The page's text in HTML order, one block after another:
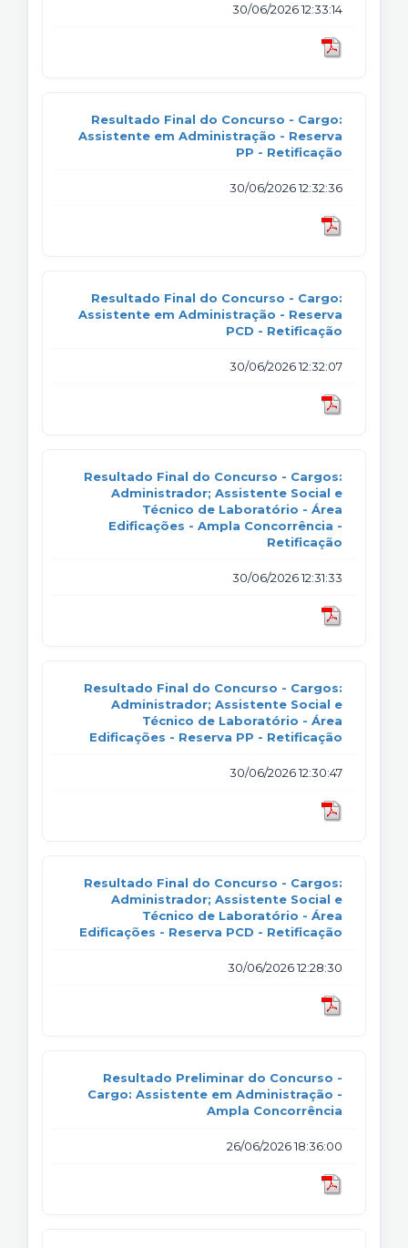
30/06/2026 12:33:14
Resultado Final do Concurso - Cargo:
Assistente em Administração - Reserva
PP - Retificação
30/06/2026 12:32:36
Resultado Final do Concurso - Cargo:
Assistente em Administração - Reserva
PCD - Retificação
30/06/2026 12:32:07
Resultado Final do Concurso - Cargos:
Administrador; Assistente Social e
Técnico de Laboratório - Área
Edificações - Ampla Concorrência -
Retificação
30/06/2026 12:31:33
Resultado Final do Concurso - Cargos:
Administrador; Assistente Social e
Técnico de Laboratório - Área
Edificações - Reserva PP - Retificação
30/06/2026 12:30:47
Resultado Final do Concurso - Cargos:
Administrador; Assistente Social e
Técnico de Laboratório - Área
Edificações - Reserva PCD - Retificação
30/06/2026 12:28:30
Resultado Preliminar do Concurso -
Cargo: Assistente em Administração -
Ampla Concorrência
26/06/2026 18:36:00